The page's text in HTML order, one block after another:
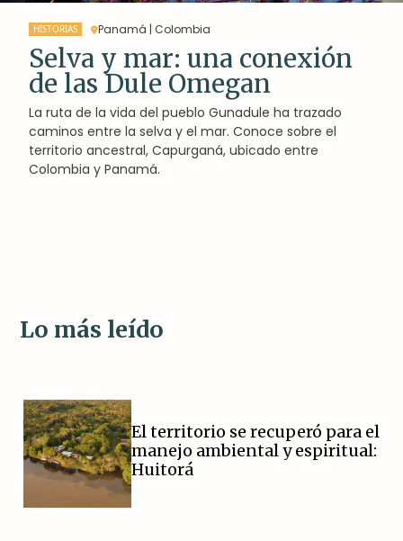
HISTORIAS Panamá | Colombia
Selva y mar: una conexión
de las Dule Omegan
La ruta de la vida del pueblo Gunadule ha trazado
caminos entre la selva y el mar. Conoce sobre el
territorio ancestral, Capurganá, ubicado entre
Colombia y Panamá.
Lo más leído
El territorio se recuperó para el
manejo ambiental y espiritual:
Huitorá